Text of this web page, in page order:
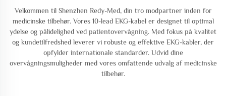
Velkommen til Shenzhen Redy-Med, din tro modpartner inden for
medicinske tilbehør. Vores 10-lead EKG-kabel er designet til optimal
ydelse og pålidelighed ved patientovervågning. Med fokus på kvalitet
og kundetilfredshed leverer vi robuste og effektive EKG-kabler, der
opfylder internationale standarder. Udvid dine
overvågningsmuligheder med vores omfattende udvalg af medicinske
tilbehør.